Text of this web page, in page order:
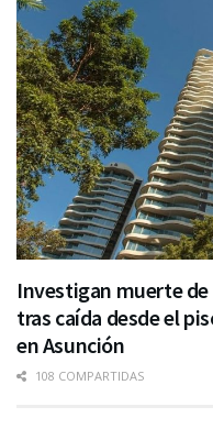
Investigan muerte
tras caída desde el
en Asunción
108 COMPARTIDAS